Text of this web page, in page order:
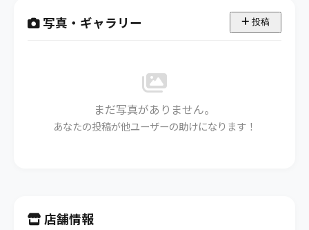
写真・ギャラリー 投稿
まだ写真がありません。
あなたの投稿が他ユーザーの助けになります！
店舗情報